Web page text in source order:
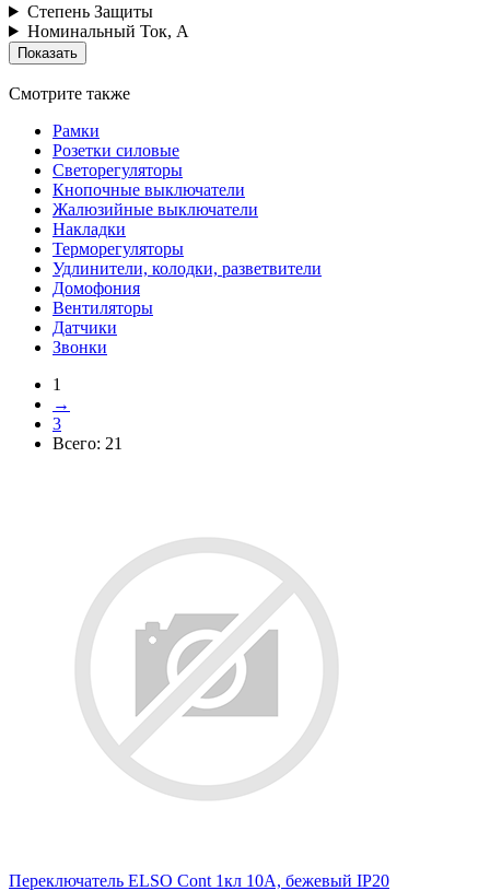
Степень Защиты
Номинальный Ток, А
Смотрите также
Рамки
Розетки силовые
Светорегуляторы
Кнопочные выключатели
Жалюзийные выключатели
Накладки
Терморегуляторы
Удлинители, колодки, разветвители
Домофония
Вентиляторы
Датчики
Звонки
1
→
3
Всего: 21
Переключатель ELSO Cont 1кл 10А, бежевый IP20